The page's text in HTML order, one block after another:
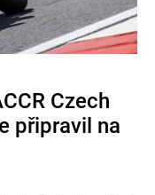
Czech
připravil na